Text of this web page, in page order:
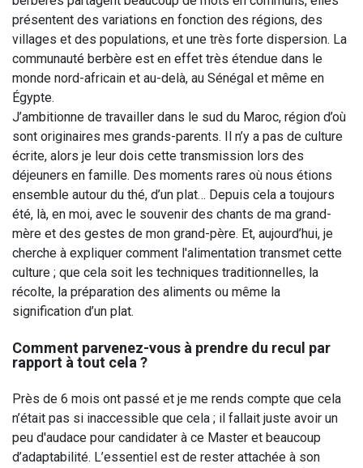
présentent des variations en fonction des régions, des
villages et des populations, et une très forte dispersion. La
communauté berbère est en effet très étendue dans le
monde nord-africain et au-delà, au Sénégal et même en
Égypte.
J’ambitionne de travailler dans le sud du Maroc, région d’où
sont originaires mes grands-parents. Il n’y a pas de culture
écrite, alors je leur dois cette transmission lors des
déjeuners en famille. Des moments rares où nous étions
ensemble autour du thé, d’un plat… Depuis cela a toujours
été, là, en moi, avec le souvenir des chants de ma grand-
mère et des gestes de mon grand-père. Et, aujourd’hui, je
cherche à expliquer comment l'alimentation transmet cette
culture ; que cela soit les techniques traditionnelles, la
récolte, la préparation des aliments ou même la
signification d’un plat.
Comment parvenez-vous à prendre du recul par
rapport à tout cela ?
Près de 6 mois ont passé et je me rends compte que cela
n’était pas si inaccessible que cela ; il fallait juste avoir un
peu d'audace pour candidater à ce Master et beaucoup
d’adaptabilité. L’essentiel est de rester attachée à son